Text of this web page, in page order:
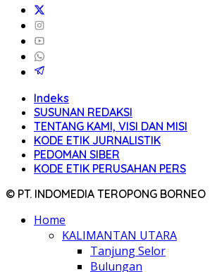
Indeks
SUSUNAN REDAKSI
TENTANG KAMI, VISI DAN MISI
KODE ETIK JURNALISTIK
PEDOMAN SIBER
KODE ETIK PERUSAHAN PERS
© PT. INDOMEDIA TEROPONG BORNEO
Home
KALIMANTAN UTARA
Tanjung Selor
Bulungan